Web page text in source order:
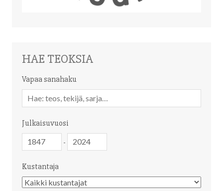
HAE TEOKSIA
Vapaa sanahaku
sanahaku
Julkaisuvuosi
-
Kustantaja
Kustantaja